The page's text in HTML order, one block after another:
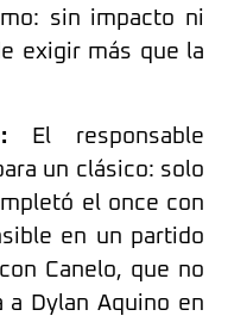
sin impacto ni
exigir más que la
El responsable
un clásico: solo
el once con
en un partido
Canelo, que no
a Dylan Aquino en